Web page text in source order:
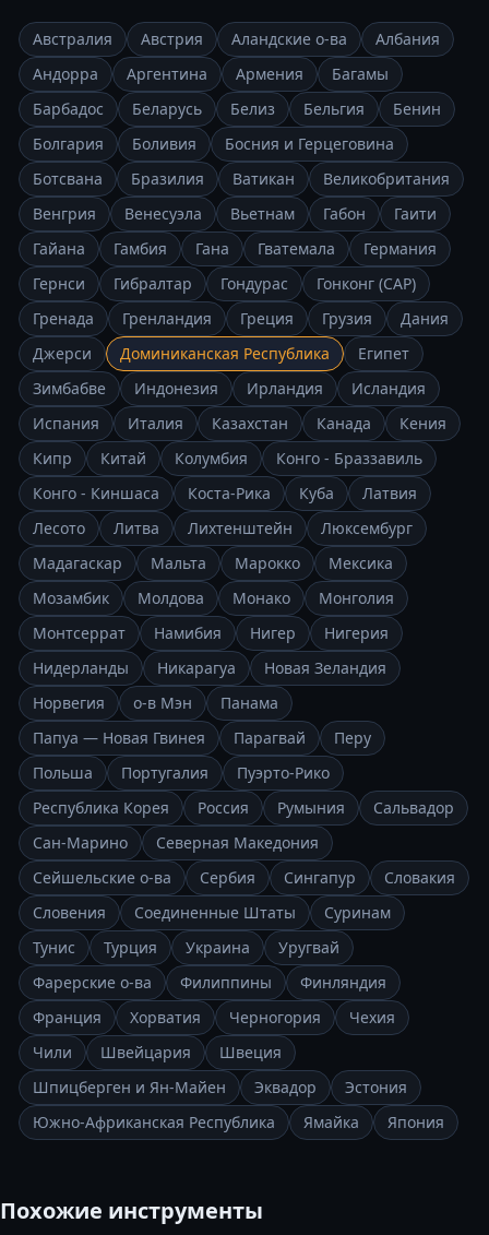
Австралия Австрия Аландские о-ва
Албания
Андорра
Аргентина Армения
Багамы
Барбадос
Беларусь Белиз Бельгия
Бенин
Болгария
Боливия
Босния и Герцеговина
Ботсвана
Бразилия Ватикан
Великобритания
Венгрия
Венесуэла Вьетнам Габон
Гаити
Гайана
Гамбия Гана Гватемала
Германия
Гернси
Гибралтар Гондурас
Гонконг (САР)
Гренада
Гренландия Греция Грузия
Дания
Джерси
Доминиканская Республика
Египет
Зимбабве
Индонезия Ирландия
Исландия
Испания
Италия Казахстан Канада
Кения
Кипр
Китай Колумбия
Конго - Браззавиль
Конго - Киншаса
Коста-Рика Куба
Латвия
Лесото
Литва Лихтенштейн
Люксембург
Мадагаскар
Мальта Марокко
Мексика
Мозамбик
Молдова Монако
Монголия
Монтсеррат
Намибия Нигер
Нигерия
Нидерланды
Никарагуа
Новая Зеландия
Норвегия
о-в Мэн
Панама
Папуа — Новая Гвинея
Парагвай
Перу
Польша
Португалия
Пуэрто-Рико
Республика Корея
Россия Румыния
Сальвадор
Сан-Марино
Северная Македония
Сейшельские о-ва
Сербия Сингапур
Словакия
Словения
Соединенные Штаты
Суринам
Тунис
Турция Украина
Уругвай
Фарерские о-ва
Филиппины
Финляндия
Франция
Хорватия Черногория
Чехия
Чили
Швейцария
Швеция
Шпицберген и Ян-Майен
Эквадор
Эстония
Южно-Африканская Республика
Ямайка Япония
Похожие инструменты